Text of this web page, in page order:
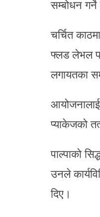
सम्बोधन
चर्चित
फ्लड लेभल
लगायतका
आयोजनालाई
प्याकेजको
पाल्पाको
उनले
दिए।